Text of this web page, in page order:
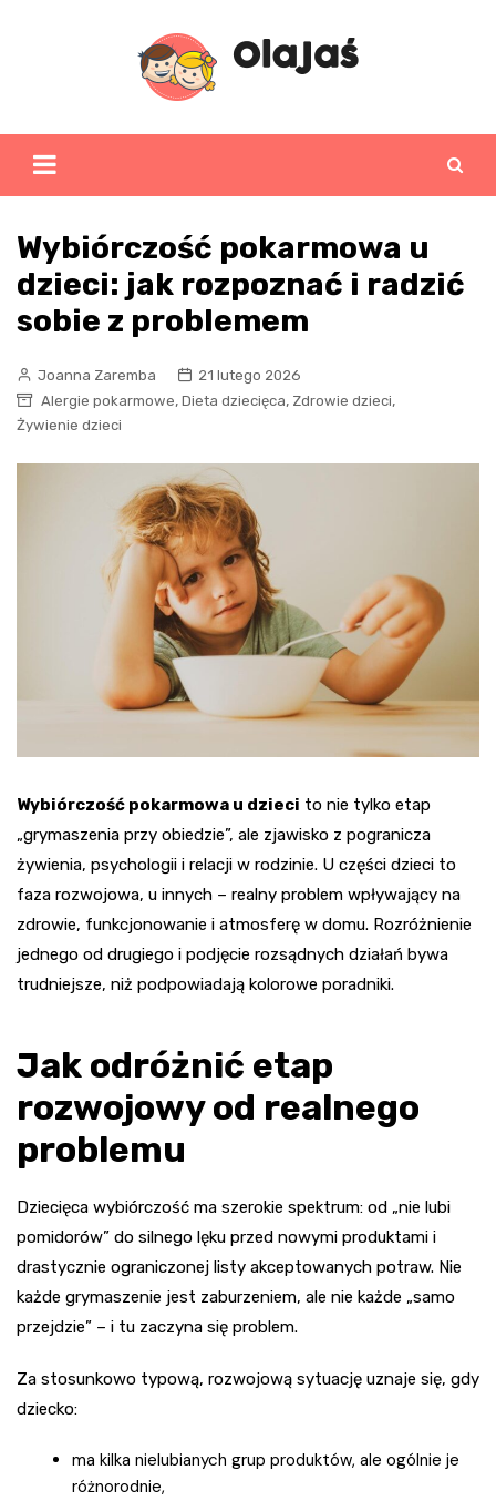
Wybiórczość pokarmowa u
dzieci: jak rozpoznać i radzić
sobie z problemem
Joanna Zaremba
21 lutego 2026
Alergie pokarmowe, Dieta dziecięca, Zdrowie dzieci,
Żywienie dzieci
Wybiórczość pokarmowa u dzieci to nie tylko etap
„grymaszenia przy obiedzie”, ale zjawisko z pogranicza
żywienia, psychologii i relacji w rodzinie. U części dzieci to
faza rozwojowa, u innych – realny problem wpływający na
zdrowie, funkcjonowanie i atmosferę w domu. Rozróżnienie
jednego od drugiego i podjęcie rozsądnych działań bywa
trudniejsze, niż podpowiadają kolorowe poradniki.
Jak odróżnić etap
rozwojowy od realnego
problemu
Dziecięca wybiórczość ma szerokie spektrum: od „nie lubi
pomidorów” do silnego lęku przed nowymi produktami i
drastycznie ograniczonej listy akceptowanych potraw. Nie
każde grymaszenie jest zaburzeniem, ale nie każde „samo
przejdzie” – i tu zaczyna się problem.
Za stosunkowo typową, rozwojową sytuację uznaje się, gdy
dziecko:
ma kilka nielubianych grup produktów, ale ogólnie je
różnorodnie,